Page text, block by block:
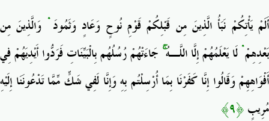
أَلَمْ يَأْتِكُمْ نَبَأُ الَّذِينَ مِن قَبْلِكُمْ قَوْمِ نُوحٍ وَعَادٍ وَثَمُودَۛ وَالَّذِينَ مِن
بَعْدِهِمْۛلَا يَعْلَمُهُمْ إِلَّا اللَّـهُۚ جَاءَتْهُمْ رُسُلُهُم بِالْبَيِّنَاتِ فَرَدُّوا أَيْدِيَهُمْ فِي
أَفْوَاهِهِمْ وَقَالُوا إِنَّا كَفَرْنَا بِمَا أُرْسِلْتُم بِهِ وَإِنَّا لَفِي شَكٍّ مِّمَّا تَدْعُونَنَا إِلَيْهِ
مُرِيبٍ﴿٩﴾